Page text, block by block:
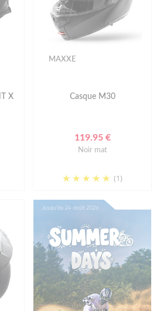
X
MAXXE
Casque M30
119.95 €
Noir mat
(1)